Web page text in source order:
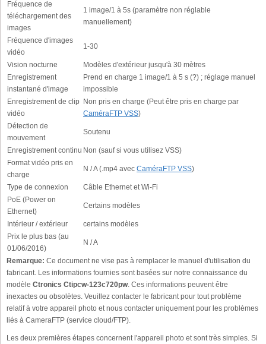
Fréquence de
téléchargement des
images
1 image/1 à 5s (paramètre non réglable
manuellement)
Fréquence d'images
vidéo
1-30
Vision nocturne
Modèles d'extérieur jusqu'à 30 mètres
Enregistrement
instantané d'image
Prend en charge 1 image/1 à 5 s (?) ; réglage manuel
impossible
Enregistrement de clip
vidéo
Non pris en charge (Peut être pris en charge par
CaméraFTP VSS)
Détection de
mouvement
Soutenu
Enregistrement continu Non (sauf si vous utilisez VSS)
Format vidéo pris en
charge
N / A (.mp4 avec CaméraFTP VSS)
Type de connexion
Câble Ethernet et Wi-Fi
PoE (Power on
Ethernet)
Certains modèles
Intérieur / extérieur
certains modèles
Prix le plus bas (au
01/06/2016)
N / A
Remarque: Ce document ne vise pas à remplacer le manuel d'utilisation du
fabricant. Les informations fournies sont basées sur notre connaissance du
modèle Ctronics Ctipcw-123c720pw. Ces informations peuvent être
inexactes ou obsolètes. Veuillez contacter le fabricant pour tout problème
relatif à votre appareil photo et nous contacter uniquement pour les problèmes
liés à CameraFTP (service cloud/FTP).
Les deux premières étapes concernent l'appareil photo et sont très simples. Si